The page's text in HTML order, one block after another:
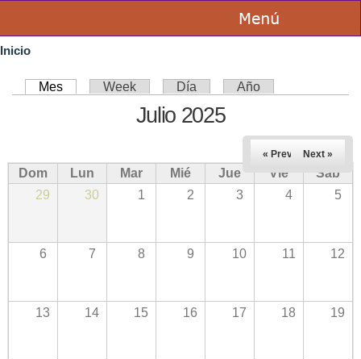
Se encuentra usted aquí
Inicio
Solapas principales
Mes (solapa activa)
Week Día Año
Julio 2025
« Prev Next »
Dom Lun Mar Mié Jue Vie
Sáb
29
30 1 2 3 4 5
6 7 8 9 10 11 12
13 14 15 16 17 18 19